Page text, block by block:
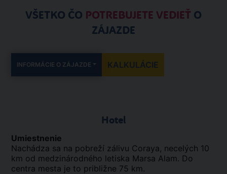
VŠETKO ČO POTREBUJETE VEDIEŤ O
ZÁJAZDE
INFORMÁCIE O ZÁJAZDE KALKULÁCIE
Hotel
Umiestnenie
Nachádza sa na pobreží zálivu Coraya, necelých 10
km od medzinárodného letiska Marsa Alam. Do
centra mesta je to približne 75 km.